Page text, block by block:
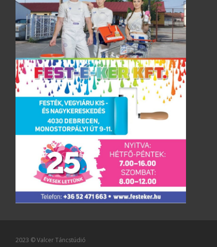
2023 © Valcer Táncstúdió